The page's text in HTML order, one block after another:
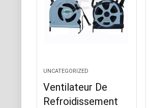
UNCATEGORIZED
Ventilateur De
Refroidissement